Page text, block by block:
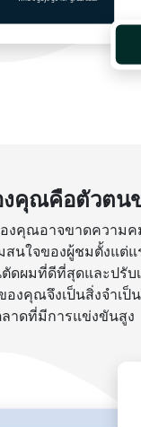
งคุณคือตัวตน
งคุณอาจขาดความค
สนใจของผู้ชมตั้งแต่แ
ดผมที่ดีที่สุดและปรับ
องคุณจึงเป็นสิ่งจำเป็
าดที่มีการแข่งขันสูง